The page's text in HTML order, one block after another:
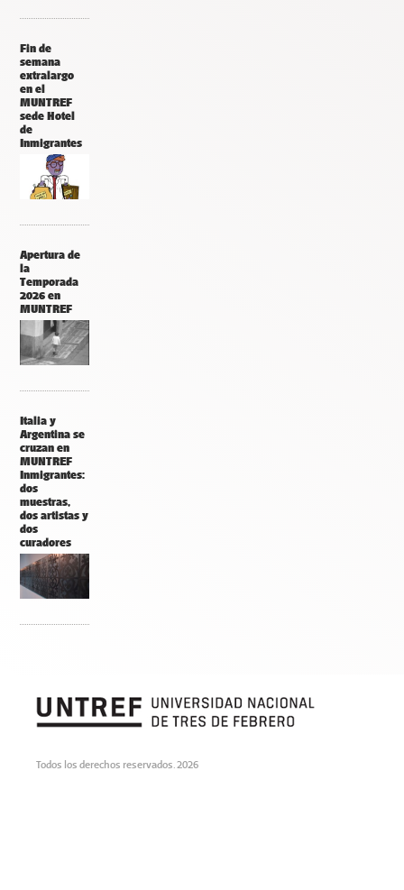
Fin de
semana
extralargo
en el
MUNTREF
sede Hotel
de
Inmigrantes
Apertura de
la
Temporada
2026 en
MUNTREF
Italia y
Argentina se
cruzan en
MUNTREF
Inmigrantes:
dos
muestras,
dos artistas y
dos
curadores
Todos los derechos reservados. 2026